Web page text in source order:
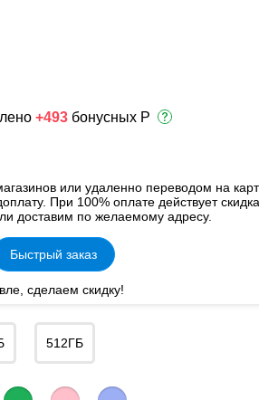
+493 бонусных Р
или удаленно переводом на
При 100% оплате действует
доставим по желаемому адресу.
Быстрый заказ
сделаем скидку!
512ГБ